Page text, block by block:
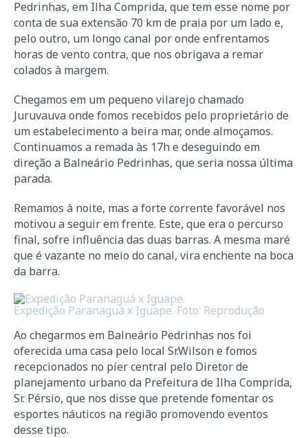
Pedrinhas, em Ilha Comprida, que tem esse nome por
conta de sua extensão 70 km de praia por um lado e,
pelo outro, um longo canal por onde enfrentamos
horas de vento contra, que nos obrigava a remar
colados à margem.
Chegamos em um pequeno vilarejo chamado
Juruvauva onde fomos recebidos pelo proprietário de
um estabelecimento a beira mar, onde almoçamos.
Continuamos a remada às 17h e deseguindo em
direção a Balneário Pedrinhas, que seria nossa última
parada.
Remamos à noite, mas a forte corrente favorável nos
motivou a seguir em frente. Este, que era o percurso
final, sofre influência das duas barras. A mesma maré
que é vazante no meio do canal, vira enchente na boca
da barra.
Expedição Paranaguá x Iguape. Foto: Reprodução
Ao chegarmos em Balneário Pedrinhas nos foi
oferecida uma casa pelo local Sr.Wilson e fomos
recepcionados no píer central pelo Diretor de
planejamento urbano da Prefeitura de Ilha Comprida,
Sr. Pérsio, que nos disse que pretende fomentar os
esportes náuticos na região promovendo eventos
desse tipo.